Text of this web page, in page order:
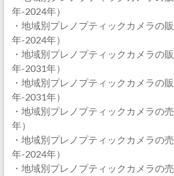
年-2024年）
・地域別プレノプティックカメラの
年-2024年）
・地域別プレノプティックカメラの
年-2031年）
・地域別プレノプティックカメラの
年-2031年）
・地域別プレノプティックカメラの
年）
・地域別プレノプティックカメラの
年-2024年）
・地域別プレノプティックカメラの